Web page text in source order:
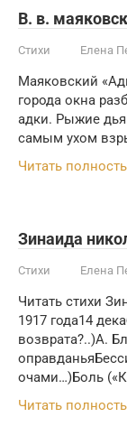
В. в.
Стихи Елена
Маяковский
города окна
адки. Рыжие
самым ухом
Читать
Зинаида
Стихи Елена
Читать стихи
1917 года14
возврата?..)А.
очами…)Боль
Читать